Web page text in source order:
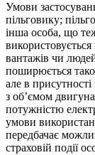
Умови
пільговику;
інша особа, що
вантажів чи
поширюється
але в присутності
з об’ємом
потужністю
умови
передбачає
страховій події